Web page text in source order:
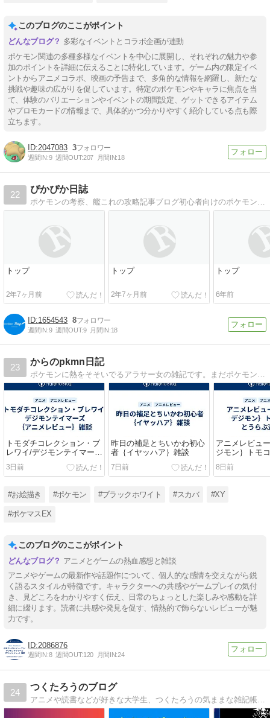
このブログのここがポイント
多彩なイベントとコラボ企画が連動
ポケモン関連の多種多様なイベントを中心に展開し、それぞれの魅力や参
加のポイントを詳細に伝えることに特化しています。ゲーム内の限定イベ
ントからアニメコラボ、映画の予告まで、多角的な情報を網羅し、新たな
挑戦や趣味の広がりを促しています。特定のポケモンやキャラに焦点を当
て、体験のバリエーションやイベントの期間設定、ゲットできるアイテム
やプロモカードの情報まで、具体的かつ分かりやすく紹介している点も際
立ちます。
2047083 3
週間IN:9 週間OUT:207 月間IN:18
22
ぴかぴか日誌
ポケモンの考察、艦これの攻略記事ブログ初心者向けのポケモンの対戦考察や艦これの攻略記事などを紹介してます。最近ではポケとるの攻略記事もメインにしています。
トップ
2年7ヶ月前
トップ
2年7ヶ月前
トップ
6年前
1654543 8
週間IN:9 週間OUT:9 月間IN:18
23
からのpkmn日記
ポケモンに熱をそそいでるアラサー女の雑記です。まだポケモンの世界に踏み出したばかり。まだまだにわかゆえ御手柔らかにお願いします。ノボリさん日誌書いています。
トモダチコレクション・ブ
レワイ/デジモンテイマーズ
｛アニメレビュー｝雑談
3日前
昨日の補足とちいかわ初心
者｛イヤッハア｝雑談
7日前
アニメレビュ
ジモン｝トモ
ぶ連隊戦
8日前
#お絵描き #ポケモン #ブラックホワイト #スカバ #XY
#ポケマスEX
このブログのここがポイント
アニメとゲームの熱血感想と雑談
アニメやゲームの最新作や話題作について、個人的な感情を交えながら鋭
く語るスタイルが特徴です。キャラクターへの共感やゲームプレイの気付
き、見どころをわかりやすく伝え、日常のちょっとした楽しみや感動を詳
細に綴ります。読者に共感や発見を促す、情熱的で飾らないレビューが魅
力です。
2086876
週間IN:8 週間OUT:120 月間IN:24
24
つくたろうのブログ